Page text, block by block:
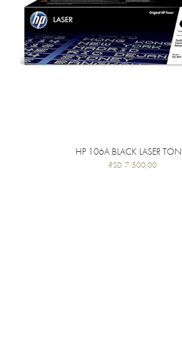
HP 106A BLACK LASER
RSD 7 500,00